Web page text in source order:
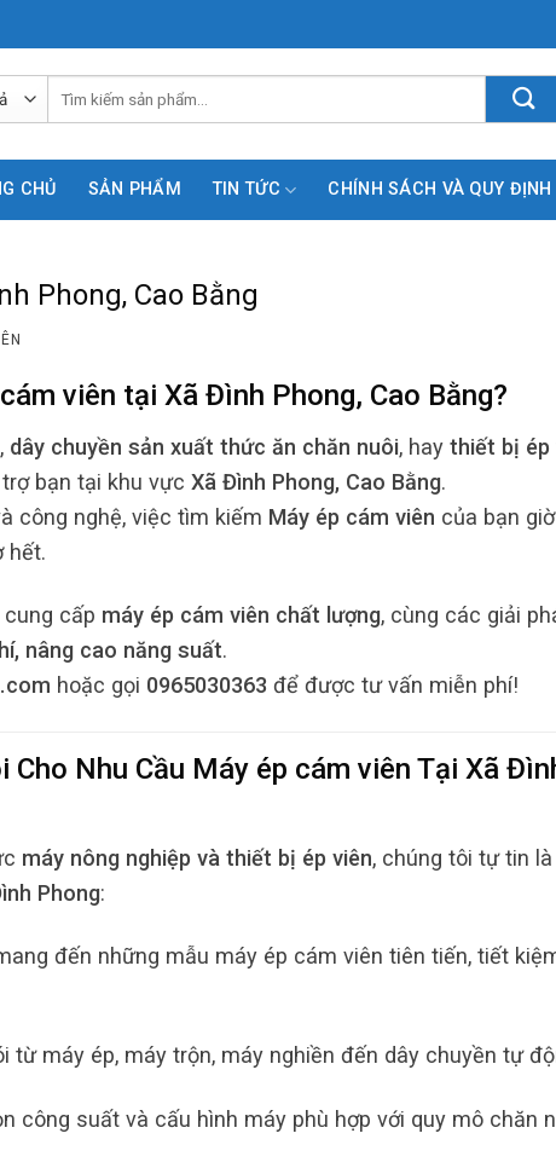
CHỦ SẢN PHẨM TIN TỨC CHÍNH SÁCH VÀ QUY ĐỊNH
Phong, Cao Bằng
viên tại Xã Đình Phong, Cao Bằng?
, dây chuyền sản xuất thức ăn chăn nuôi, hay thiết bị ép
bạn tại khu vực Xã Đình Phong, Cao Bằng.
công nghệ, việc tìm kiếm Máy ép cám viên của bạn
hết.
cấp máy ép cám viên chất lượng, cùng các giải
nâng cao năng suất.
hoặc gọi 0965030363 để được tư vấn miễn phí!
Cho Nhu Cầu Máy ép cám viên Tại Xã
máy nông nghiệp và thiết bị ép viên, chúng tôi tự tin
Phong:
đến những mẫu máy ép cám viên tiên tiến, tiết
từ máy ép, máy trộn, máy nghiền đến dây chuyền tự
công suất và cấu hình máy phù hợp với quy mô chăn